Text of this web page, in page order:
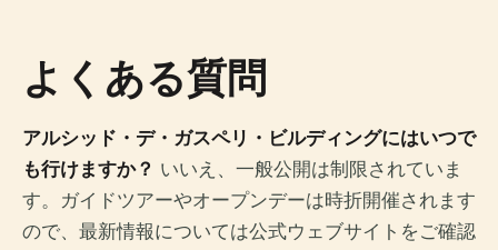
よくある質問
アルシッド・デ・ガスペリ・ビルディングにはいつで
も行けますか？ いいえ、一般公開は制限されていま
す。ガイドツアーやオープンデーは時折開催されます
ので、最新情報については公式ウェブサイトをご確認